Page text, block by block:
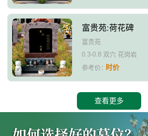
富贵苑:荷花碑
富贵苑
0.3-0.8 双穴 花岗岩
参考价：时价
查看更多